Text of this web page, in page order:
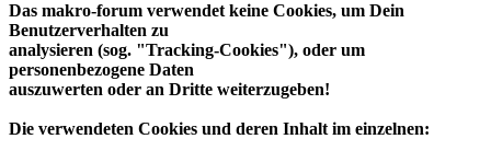
Das makro-forum verwendet keine Cookies, um Dein
Benutzerverhalten zu
analysieren (sog. "Tracking-Cookies"), oder um
personenbezogene Daten
auszuwerten oder an Dritte weiterzugeben!
Die verwendeten Cookies und deren Inhalt im einzelnen: